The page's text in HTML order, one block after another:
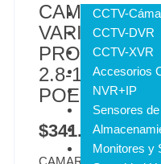
CCTV-
CCTV-DVR
CCTV-XVR
Accesorios
NVR+IP
Sensores
Monitores y
CAMARA IP
VARIFOCAL
2.8-12MM 30
POE DWDR
$341.644 IVA
CAMARA IP TIPO